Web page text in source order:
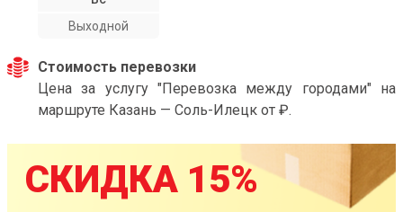
Выходной
Стоимость перевозки
Цена за услугу "Перевозка между городами" на
маршруте Казань — Соль-Илецк от ₽.
СКИДКА 15%